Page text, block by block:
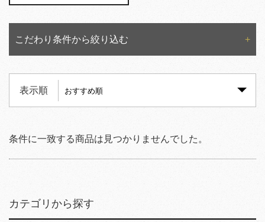
こだわり条件から絞り込む
表示順
条件に一致する商品は見つかりませんでした。
カテゴリから探す